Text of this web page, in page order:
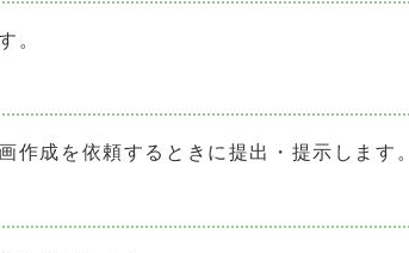
。
作成を依頼するときに提出・提示します。